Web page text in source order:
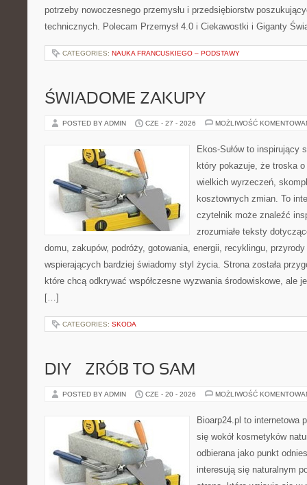
potrzeby nowoczesnego przemysłu i przedsiębiorstw
technicznych. Polecam Przemysł 4.0 i Ciekawostki i Giganty
CATEGORIES: NAUKA FRANCUSKIEGO – PODSTAWY
ŚWIADOME ZAKUPY
POSTED BY ADMIN CZE - 27 - 2026 MOŻLIWOŚĆ
Ekos-Sułów to inspirujący
który pokazuje, że troska
wielkich wyrzeczeń,
kosztownych zmian. To
czytelnik może znaleźć
zrozumiałe teksty
domu, zakupów, podróży, gotowania, energii, recyklingu,
wspierających bardziej świadomy styl życia. Strona została
które chcą odkrywać współczesne wyzwania środowiskowe, ale
[…]
CATEGORIES: SKODA
DIY – ZRÓB TO SAM
POSTED BY ADMIN CZE - 20 - 2026 MOŻLIWOŚĆ
Bioarp24.pl to internetowa
się wokół kosmetyków
odbierana jako punkt
interesują się naturalnym